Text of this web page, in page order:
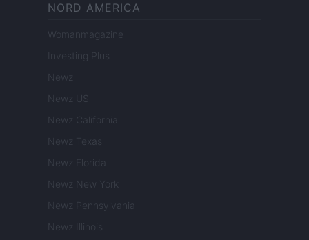
NORD AMERICA
Womanmagazine
Investing Plus
Newz
Newz US
Newz California
Newz Texas
Newz Florida
Newz New York
Newz Pennsylvania
Newz Illinois